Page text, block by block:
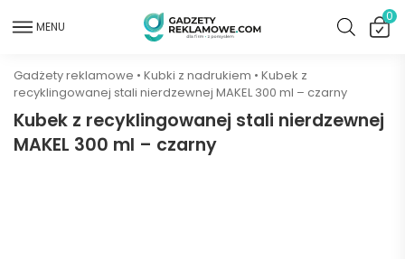
MENU
0
Gadżety reklamowe • Kubki z nadrukiem • Kubek z
recyklingowanej stali nierdzewnej MAKEL 300 ml – czarny
Kubek z recyklingowanej stali nierdzewnej
MAKEL 300 ml – czarny